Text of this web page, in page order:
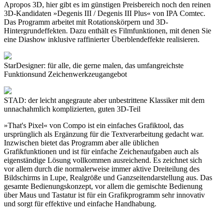
Apropos 3D, hier gibt es im günstigen Preisbereich noch den reinen
3D-Kandidaten »Degenis III / Degenis III Plus« von IPA Comtec.
Das Programm arbeitet mit Rotationskörpern und 3D-
Hintergrundeffekten. Dazu enthält es Filmfunktionen, mit denen Sie
eine Diashow inklusive raffinierter Überblendeffekte realisieren.
StarDesigner: für alle, die gerne malen, das umfangreichste
Funktionsund Zeichenwerkzeugangebot
STAD: der leicht angegraute aber unbestrittene Klassiker mit dem
unnachahmlich komplizierten, guten 3D-Teil
»That's Pixel« von Compo ist ein einfaches Grafiktool, das
ursprünglich als Ergänzung für die Textverarbeitung gedacht war.
Inzwischen bietet das Programm aber alle üblichen
Grafikfunktionen und ist für einfache Zeichenaufgaben auch als
eigenständige Lösung vollkommen ausreichend. Es zeichnet sich
vor allem durch die normalerweise immer aktive Dreiteilung des
Bildschirms in Lupe, Realgröße und Ganzseitendarstellung aus. Das
gesamte Bedienungskonzept, vor allem die gemischte Bedienung
über Maus und Tastatur ist für ein Grafikprogramm sehr innovativ
und sorgt für effektive und einfache Handhabung.